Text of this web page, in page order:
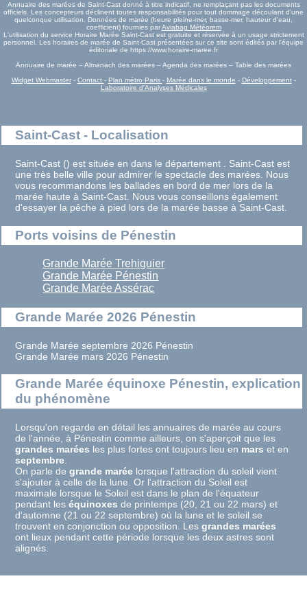
Annuaire des marées de Saint-Cast donné à titre indicatif, ne remplaçant pas les documents
officiels. Les concepteurs déclinent toutes responsabilités pour tout dommage découlant d'une
quelconque utilisation. Données de marée (heure pleine-mer, basse-mer, hauteur d'eau,
coefficient) fournies parAviabag Météorem
L'utilisation du service Horaire Marée Saint-Cast est gratuite et réservée à un usage strictement
personnel. Les horaires de marée de Saint-Cast présentées sur ce site sont édités par l'équipe
éditoriale de https://www.horaire-maree.fr
Annuaire de marée – Almanach des marées – Agenda des marées – Table des marées
Widget Webmaster- Contact - Plan métro Paris - Marée dans le monde - Développement-
Laboratoire d'Analyses Médicales
Saint-Cast - Localisation
Saint-Cast () est située en dans le département . Saint-Cast est
une très belle ville pour admirer le spectacle des marées. Nous
vous recommandons les ballades en bord de mer lors de la
marée haute à Saint-Cast. Nous vous conseillons également
d'essayer la pêche à pied lors de la marée basse à Saint-Cast.
Ports voisins de Pénestin
Grande Marée Trehiguier
Grande Marée Pénestin
Grande Marée Assérac
Grande Marée 2026 Pénestin
Grande Marée septembre 2026 Pénestin
Grande Marée mars 2026 Pénestin
Grande Marée équinoxe Pénestin, explication
du phénomène
Lorsqu'on regarde en détail les annuaires de marée au cours
de l'année, à Pénestin comme ailleurs, on s'aperçoit que les
grandes marées les plus fortes ont toujours lieu en mars et en
septembre
On parle degrande marée lorsque l'attraction du soleil vient
s'ajouter à celle de la lune. Or l'attraction du Soleil est
maximale lorsque le Soleil est dans le plan de l'équateur
pendant leséquinoxes de printemps (20, 21 ou 22 mars) et
d'automne (21 ou 22 septembre) où la lune et le soleil se
trouvent en conjonction ou opposition. Lesgrandes marées
ont lieux pendant cette période lorsque les deux astres sont
alignés.